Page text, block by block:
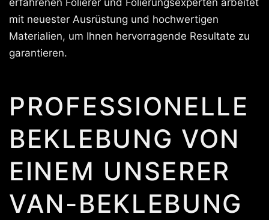
erfahrenen Folierer und Folierungsexperten arbeitet
mit neuester Ausrüstung und hochwertigen
Materialien, um Ihnen hervorragende Resultate zu
garantieren.
PROFESSIONELLE
BEKLEBUNG VON
EINEM UNSERER
VAN-BEKLEBUNG